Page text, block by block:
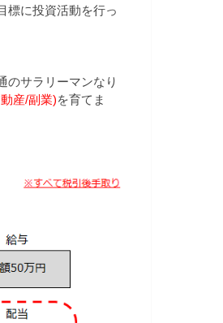
標に投資活動を行っ
のサラリーマンなり
産/副業)を育てま